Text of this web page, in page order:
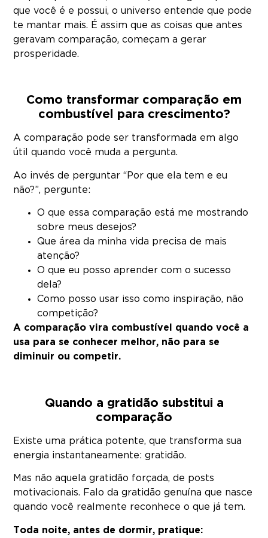
que você é e possui, o universo entende que pode
te mantar mais. É assim que as coisas que antes
geravam comparação, começam a gerar
prosperidade.
Como transformar comparação em
combustível para crescimento?
A comparação pode ser transformada em algo
útil quando você muda a pergunta.
Ao invés de perguntar “Por que ela tem e eu
não?”, pergunte:
O que essa comparação está me mostrando
sobre meus desejos?
Que área da minha vida precisa de mais
atenção?
O que eu posso aprender com o sucesso
dela?
Como posso usar isso como inspiração, não
competição?
A comparação vira combustível quando você a
usa para se conhecer melhor, não para se
diminuir ou competir.
Quando a gratidão substitui a
comparação
Existe uma prática potente, que transforma sua
energia instantaneamente: gratidão.
Mas não aquela gratidão forçada, de posts
motivacionais. Falo da gratidão genuína que nasce
quando você realmente reconhece o que já tem.
Toda noite, antes de dormir, pratique: